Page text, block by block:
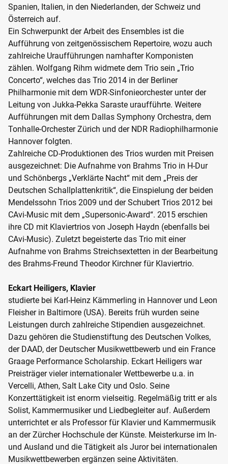
Spanien, Italien, in den Niederlanden, der Schweiz und
Österreich auf.
Ein Schwerpunkt der Arbeit des Ensembles ist die
Aufführung von zeitgenössischem Repertoire, wozu auch
zahlreiche Uraufführungen namhafter Komponisten
zählen. Wolfgang Rihm widmete dem Trio sein „Trio
Concerto“, welches das Trio 2014 in der Berliner
Philharmonie mit dem WDR-Sinfonieorchester unter der
Leitung von Jukka-Pekka Saraste uraufführte. Weitere
Aufführungen mit dem Dallas Symphony Orchestra, dem
Tonhalle-Orchester Zürich und der NDR Radiophilharmonie
Hannover folgten.
Zahlreiche CD-Produktionen des Trios wurden mit Preisen
ausgezeichnet: Die Aufnahme von Brahms Trio in H-Dur
und Schönbergs „Verklärte Nacht“ mit dem „Preis der
Deutschen Schallplattenkritik“, die Einspielung der beiden
Mendelssohn Trios 2009 und der Schubert Trios 2012 bei
CAvi-Music mit dem „Supersonic-Award“. 2015 erschien
ihre CD mit Klaviertrios von Joseph Haydn (ebenfalls bei
CAvi-Music). Zuletzt begeisterte das Trio mit einer
Aufnahme von Brahms Streichsextetten in der Bearbeitung
des Brahms-Freund Theodor Kirchner für Klaviertrio.
Eckart Heiligers, Klavier
studierte bei Karl-Heinz Kämmerling in Hannover und Leon
Fleisher in Baltimore (USA). Bereits früh wurden seine
Leistungen durch zahlreiche Stipendien ausgezeichnet.
Dazu gehören die Studienstiftung des Deutschen Volkes,
der DAAD, der Deutscher Musikwettbewerb und ein France
Graage Performance Scholarship. Eckart Heiligers war
Preisträger vieler internationaler Wettbewerbe u.a. in
Vercelli, Athen, Salt Lake City und Oslo. Seine
Konzerttätigkeit ist enorm vielseitig. Regelmäßig tritt er als
Solist, Kammermusiker und Liedbegleiter auf. Außerdem
unterrichtet er als Professor für Klavier und Kammermusik
an der Zürcher Hochschule der Künste. Meisterkurse im In-
und Ausland und die Tätigkeit als Juror bei internationalen
Musikwettbewerben ergänzen seine Aktivitäten.